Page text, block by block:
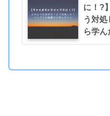
に！?
う対
ら学ん